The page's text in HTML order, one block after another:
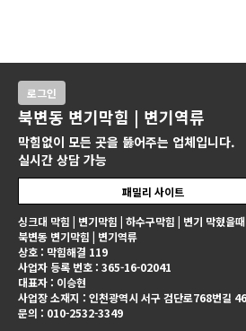
싱크대 막힘 | 변기막힘 | 하수구막힘 | 변기 막혔을
북변동 변기막힘 | 변기역류
상호 : 막힘해결 119
사업자 등록 번호 : 365-16-02041
대표자 : 이승현
사업장 소재지 : 인천광역시 서구 검단로768번길 46
문의 : 010-2532-3349
로그인
북변동 변기막힘 | 변기역류
막힘없이 모든 곳을 뚫어주는 업체입니다.
실시간 상담 가능
패밀리 사이트